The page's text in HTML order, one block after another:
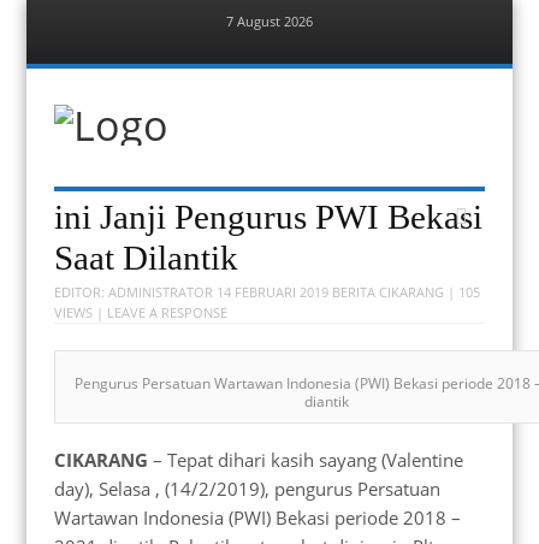
7 August 2026
Menu
to
Berita Bekasi
Menu
Skip
to
content
ini Janji Pengurus PWI Bekasi
Saat Dilantik
EDITOR: ADMINISTRATOR 14 FEBRUARI 2019 BERITA CIKARANG | 105
VIEWS | LEAVE A RESPONSE
Pengurus Persatuan Wartawan Indonesia (PWI) Bekasi periode 2018
diantik
CIKARANG – Tepat dihari kasih sayang (Valentine
day), Selasa , (14/2/2019), pengurus Persatuan
Wartawan Indonesia (PWI) Bekasi periode 2018 –